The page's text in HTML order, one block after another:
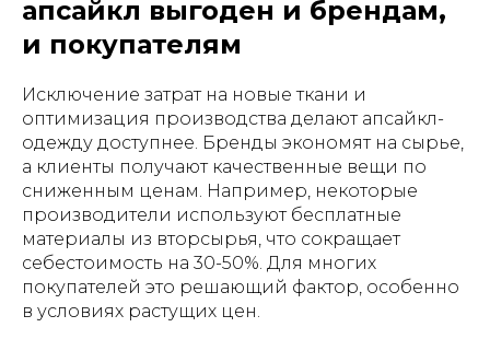
апсайкл выгоден и брендам,
и покупателям
Исключение затрат на новые ткани и
оптимизация производства делают апсайкл-
одежду доступнее. Бренды экономят на сырье,
а клиенты получают качественные вещи по
сниженным ценам. Например, некоторые
производители используют бесплатные
материалы из вторсырья, что сокращает
себестоимость на 30-50%. Для многих
покупателей это решающий фактор, особенно
в условиях растущих цен.